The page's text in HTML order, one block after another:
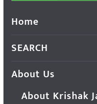
Home
SEARCH
About Us
About Krishak